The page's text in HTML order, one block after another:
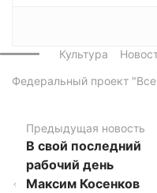
Культура
Федеральный проект
Предыдущая новость
В свой последний
рабочий день
Максим Косенков